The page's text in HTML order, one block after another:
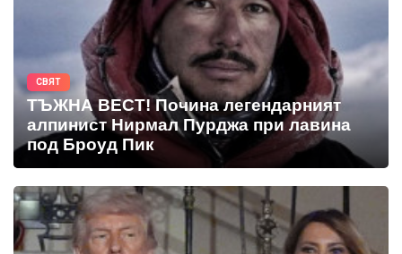
СВЯТ
ТЪЖНА ВЕСТ! Почина легендарният
алпинист Нирмал Пурджа при лавина
под Броуд Пик